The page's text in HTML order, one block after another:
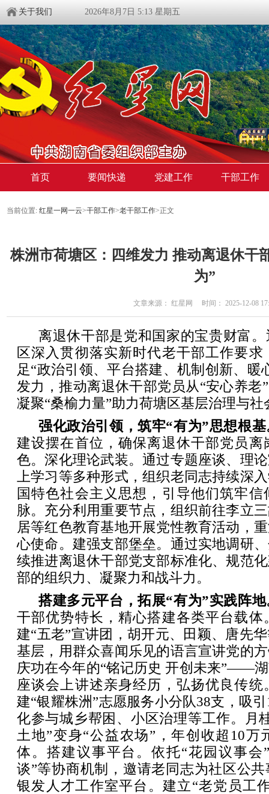
关于我们 2026年8月7日 5:13 星期五
首页 要闻快递 党建工作 干部工作
当前位置: 红星一网一云>干部工作>老干部工作>正文
株洲市荷塘区：四维发力 推动离退休干
为”
文章来源： 红星网 时间： 2025-12-08
离退休干部是党和国家的宝贵财富
区深入贯彻落实新时代老干部工作要
足“政治引领、平台搭建、机制创新、暖
发力，推动离退休干部党员从“安心养老
凝聚“桑榆力量”助力荷塘区基层治理与社
强化政治引领，筑牢“有为”思想根
建设摆在首位，确保离退休干部党员离
色。深化理论武装。通过专题座谈、理
上学习等多种形式，组织老同志持续深
国特色社会主义思想，引导他们筑牢
脉。充分利用重要节点，组织前往李立
居等红色教育基地开展党性教育活动，
心使命。建强支部堡垒。通过实地调研
续推进离退休干部党支部标准化、规范
部的组织力、凝聚力和战斗力。
搭建多元平台，拓展“有为”实践阵
干部优势特长，精心搭建各类平台载体
建“五老”宣讲团，胡开元、田颖、唐先
基层，用群众喜闻乐见的语言宣讲党的
庆功在今年的“铭记历史 开创未来”——
座谈会上讲述亲身经历，弘扬优良传
建“银耀株洲”志愿服务小分队38支，吸
化参与城乡帮困、小区治理等工作。月
土地”变身“公益农场”，年创收超10万
体。搭建议事平台。依托“花园议事会
谈”等协商机制，邀请老同志为社区公
银发人才工作室平台。建立“老党员工